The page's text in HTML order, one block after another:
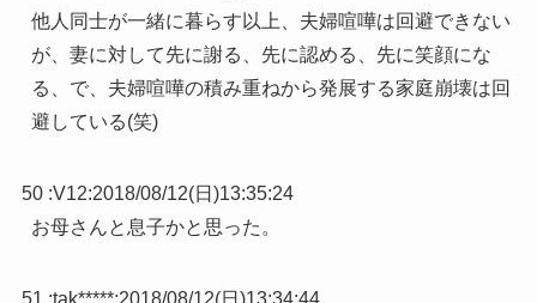
他人同士が一緒に暮らす以上、夫婦喧嘩は回避できない
が、妻に対して先に謝る、先に認める、先に笑顔にな
る、で、夫婦喧嘩の積み重ねから発展する家庭崩壊は回
避している(笑)
50 :V12:2018/08/12(日)13:35:24
お母さんと息子かと思った。